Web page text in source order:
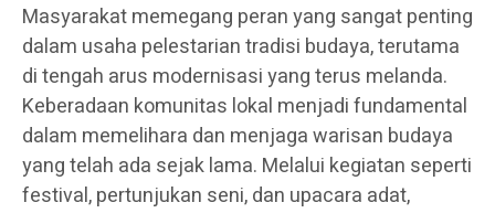
Masyarakat memegang peran yang sangat penting
dalam usaha pelestarian tradisi budaya, terutama
di tengah arus modernisasi yang terus melanda.
Keberadaan komunitas lokal menjadi fundamental
dalam memelihara dan menjaga warisan budaya
yang telah ada sejak lama. Melalui kegiatan seperti
festival, pertunjukan seni, dan upacara adat,